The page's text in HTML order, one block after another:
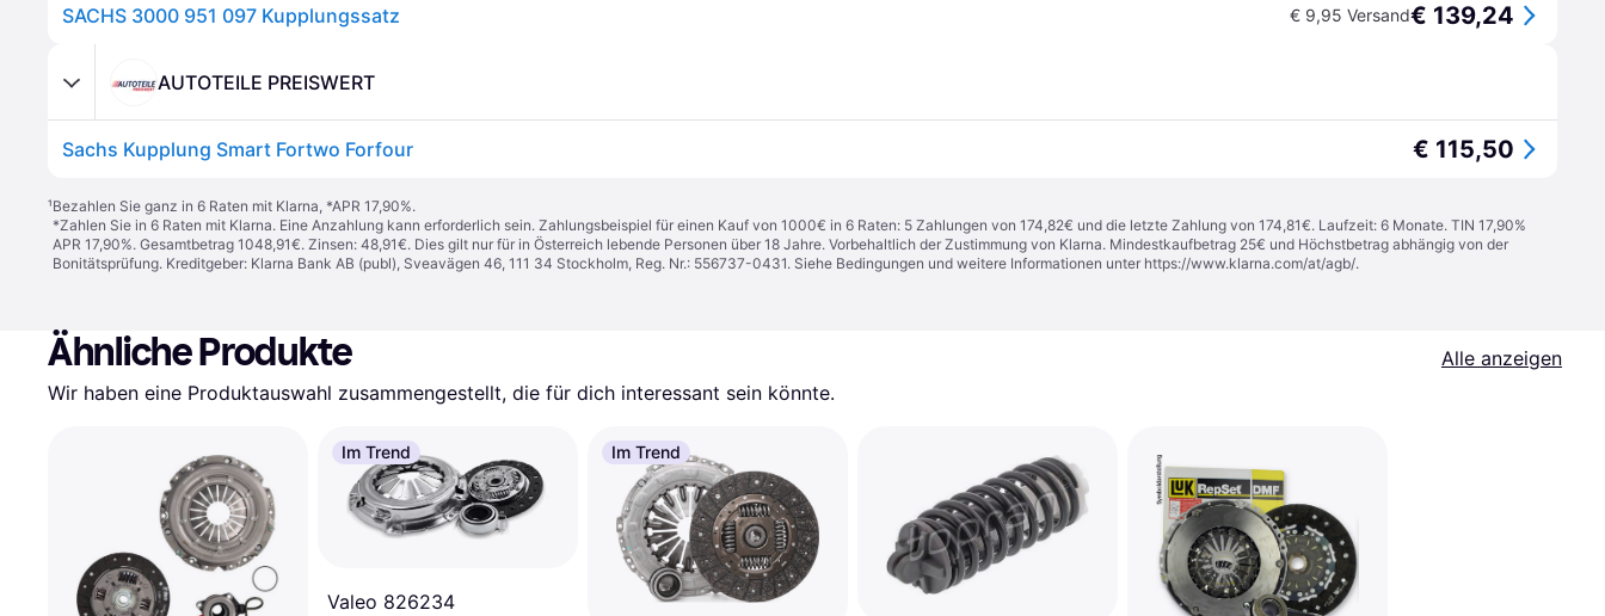
SACHS 3000 951 097 Kupplungssatz € 9,95 Versand€ 139,24
AUTOTEILE PREISWERT
Sachs Kupplung Smart Fortwo Forfour € 115,50
¹Bezahlen Sie ganz in 6 Raten mit Klarna, *APR 17,90%.
*Zahlen Sie in 6 Raten mit Klarna. Eine Anzahlung kann erforderlich sein. Zahlungsbeispiel für einen Kauf von 1000€ in 6 Raten: 5 Zahlungen von 174,82€ und die letzte Zahlung von 174,81€. Laufzeit: 6 Monate. TIN 17,90%
APR 17,90%. Gesamtbetrag 1048,91€. Zinsen: 48,91€. Dies gilt nur für in Österreich lebende Personen über 18 Jahre. Vorbehaltlich der Zustimmung von Klarna. Mindestkaufbetrag 25€ und Höchstbetrag abhängig von der
Bonitätsprüfung. Kreditgeber: Klarna Bank AB (publ), Sveavägen 46, 111 34 Stockholm, Reg. Nr.: 556737-0431. Siehe Bedingungen und weitere Informationen unter https://www.klarna.com/at/agb/.
Ähnliche Produkte
Alle anzeigen
Wir haben eine Produktauswahl zusammengestellt, die für dich interessant sein könnte.
Im Trend
Valeo 826234
Im Trend